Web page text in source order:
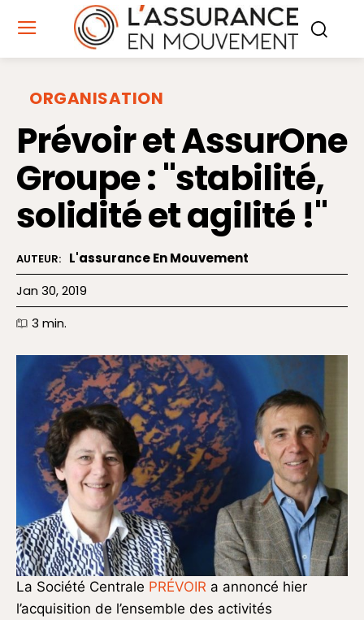
ORGANISATION
Prévoir et AssurOne
Groupe : "stabilité,
solidité et agilité !"
AUTEUR: L'assurance En Mouvement
Jan 30, 2019
3 min.
La Société Centrale PRÉVOIR a annoncé hier
l’acquisition de l’ensemble des activités